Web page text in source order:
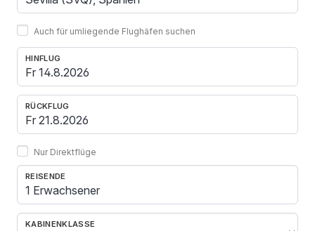
Auch für umliegende Flughäfen suchen
HINFLUG
RÜCKFLUG
Nur Direktflüge
REISENDE
1 Erwachsener
KABINENKLASSE